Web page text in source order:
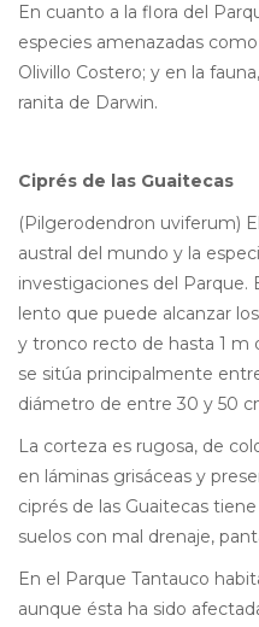
En cuanto a la flora del
especies amenazadas
Olivillo Costero; y en la
ranita de Darwin.
Ciprés de las Guaitecas
(Pilgerodendron uviferum)
austral del mundo y la
investigaciones del Parque.
lento que puede alcanzar
y tronco recto de hasta 1 m
se sitúa principalmente
diámetro de entre 30 y 50
La corteza es rugosa, de
en láminas grisáceas y
ciprés de las Guaitecas
suelos con mal drenaje,
En el Parque Tantauco
aunque ésta ha sido